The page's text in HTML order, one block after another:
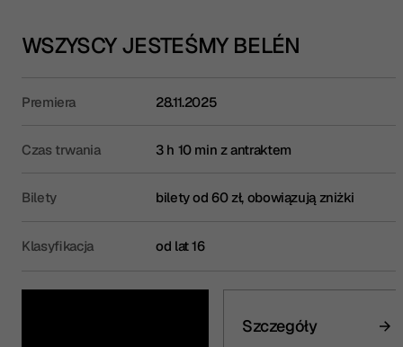
WSZYSCY JESTEŚMY BELÉN
Premiera 28.11.2025
Czas trwania 3 h 10 min z antraktem
Bilety bilety od 60 zł, obowiązują zniżki
Klasyfikacja od lat 16
Szczegóły